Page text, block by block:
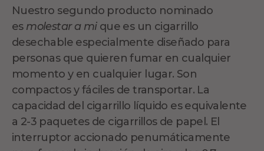
Nuestro segundo producto nominado
es molestar a mi que es un cigarrillo
desechable especialmente diseñado para
personas que quieren fumar en cualquier
momento y en cualquier lugar. Son
compactos y fáciles de transportar. La
capacidad del cigarrillo líquido es equivalente
a 2-3 paquetes de cigarrillos de papel. El
interruptor accionado penumáticamente